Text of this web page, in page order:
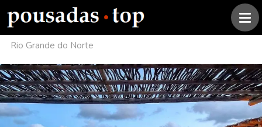
Rio Grande do Norte